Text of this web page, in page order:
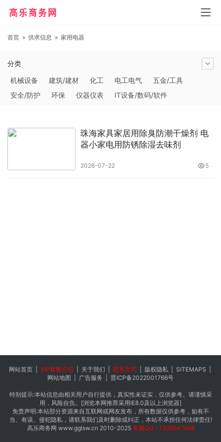
首页 » 供求信息 » 家用电器
分类
机械设备
建筑/建材 化工 电工电气
五金/工具
安全/防护
环保 仪器仪表
IT设备/数码/软件
汽摩及配件
日用百货 能源 加工 照明
通信产品
工艺品/礼品
纺织/皮革 办公/文教 其他未分类
珠海家具家居用除臭防潮干燥剂 电
器小家电用防锈除湿去味剂
2026-07-22 5
网站首页| VIP套餐介绍 关于我们 联系方式| 版权隐私| SITEMAPS
网站地图
广告服务 晋ICP备2022001766号
特别提示:本站信息由相关用户自行提供，真实性未证实，仅供参考。请谨慎采
用，风险自负。[浏览本网推荐采用IE8.0及以上浏览器]
免责声明:本站部分资源来自互联网或网友发布，所有数据仅供参考，如有不
当、有误、侵犯隐私，请联系我们及时删除或纠正，本站不承担任何法律责任!
高乐商务网 www.gglsw.cn 2010-2025客服QQ：1326547488